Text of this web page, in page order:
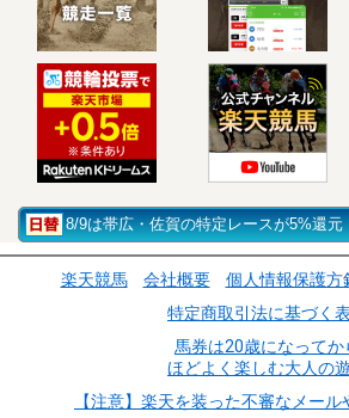
8/9は帯広・佐賀の特定レースが5%還元
楽天競馬 会社概要 個人情報保護方
特定商取引法に基づく
馬券は20歳になってか
ほどよく楽しむ大人の
【注意】楽天を装った不審なメー